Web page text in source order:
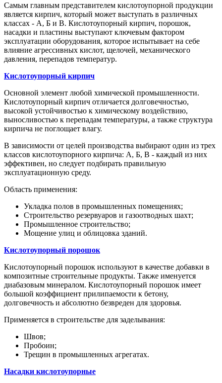
Самым главным представителем кислотоупорной продукции
является кирпич, который может выступать в различных
классах - А, Б и В. Кислотоупорный кирпич, порошок,
насадки и пластины выступают ключевым фактором
эксплуатации оборудования, которое испытывает на себе
влияние агрессивных кислот, щелочей, механического
давления, перепадов температур.
Кислотоупорный кирпич
Основной элемент любой химической промышленности.
Кислотоупорный кирпич отличается долговечностью,
высокой устойчивостью к химическому воздействию,
выносливостью к перепадам температуры, а также структура
кирпича не поглощает влагу.
В зависимости от целей производства выбирают один из трех
классов кислотоупорного кирпича: А, Б, В - каждый из них
эффективен, но следует подбирать правильную
эксплуатационную среду.
Область применения:
Укладка полов в промышленных помещениях;
Строительство резервуаров и газоотводных шахт;
Промышленное строительство;
Мощение улиц и облицовка зданий.
Кислотоупорный порошок
Кислотоупорный порошок используют в качестве добавки в
композитные строительные продукты. Также именуется
диабазовым минералом. Кислотоупорный порошок имеет
большой коэффициент прилипаемости к бетону,
долговечность и абсолютно безвреден для здоровья.
Применяется в строительстве для заделывания:
Швов;
Пробоин;
Трещин в промышленных агрегатах.
Насадки кислотоупорные